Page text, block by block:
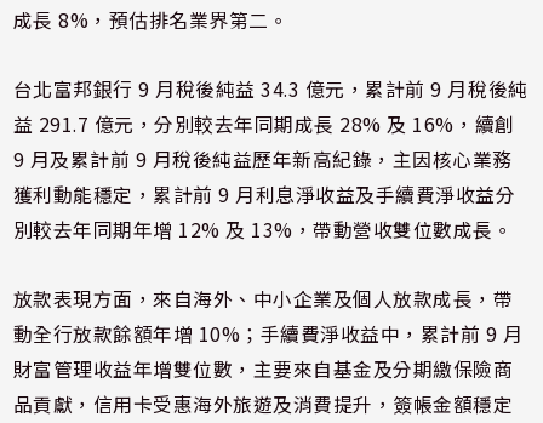
成長 8%，預估排名業界第二。
台北富邦銀行 9 月稅後純益 34.3 億元，累計前 9 月稅後純
益 291.7 億元，分別較去年同期成長 28% 及 16%，續創
9 月及累計前 9 月稅後純益歷年新高紀錄，主因核心業務
獲利動能穩定，累計前 9 月利息淨收益及手續費淨收益分
別較去年同期年增 12% 及 13%，帶動營收雙位數成長。
放款表現方面，來自海外、中小企業及個人放款成長，帶
動全行放款餘額年增 10%；手續費淨收益中，累計前 9 月
財富管理收益年增雙位數，主要來自基金及分期繳保險商
品貢獻，信用卡受惠海外旅遊及消費提升，簽帳金額穩定